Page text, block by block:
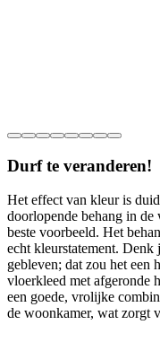
Durf te veranderen!
Het effect van kleur is
doorlopende behang in de
beste voorbeeld. Het
echt kleurstatement. Denk
gebleven; dat zou het een
vloerkleed met afgeronde
een goede, vrolijke
de woonkamer, wat zorgt